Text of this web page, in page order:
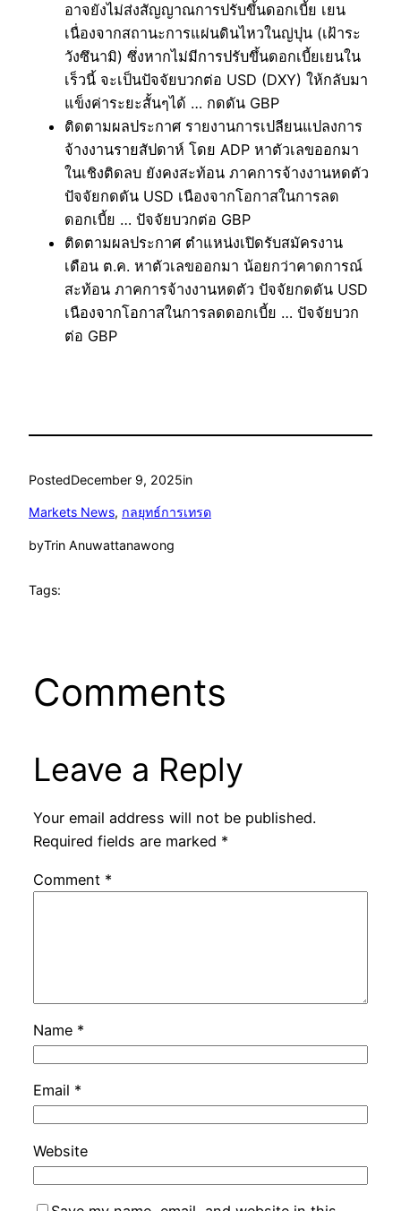
อาจยังไม่ส่งสัญญาณการปรับขึ้นดอกเบี้ย เยน
เนื่องจากสถานะการแผ่นดินไหวในญ่ปุน (เฝ้าระ
วังซึนามิ) ซึ่งหากไม่มีการปรับขึ้นดอกเบี้ยเยนใน
เร็วนี้ จะเป็นปัจจัยบวกต่อ USD (DXY) ให้กลับมา
แข็งค่าระยะสั้นๆได้ … กดดัน GBP
ติดตามผลประกาศ รายงานการเปลียนแปลงการ
จ้างงานรายสัปดาห์ โดย ADP หาตัวเลขออกมา
ในเชิงติดลบ ยังคงสะท้อน ภาคการจ้างงานหดตัว
ปัจจัยกดดัน USD เนืองจากโอกาสในการลด
ดอกเบี้ย … ปัจจัยบวกต่อ GBP
ติดตามผลประกาศ ตำแหน่งเปิดรับสมัครงาน
เดือน ต.ค. หาตัวเลขออกมา น้อยกว่าคาดการณ์
สะท้อน ภาคการจ้างงานหดตัว ปัจจัยกดดัน USD
เนืองจากโอกาสในการลดดอกเบี้ย … ปัจจัยบวก
ต่อ GBP
PostedDecember 9, 2025in
Markets News, กลยุทธ์การเทรด
byTrin Anuwattanawong
Tags:
Comments
Leave a Reply
Your email address will not be published.
Required fields are marked *
Comment *
Name *
Email *
Website